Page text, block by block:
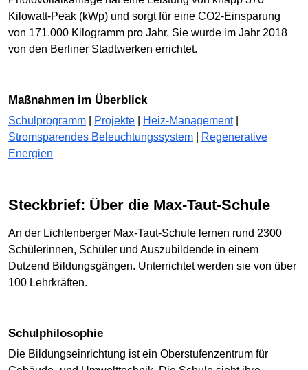
Kilowatt-Peak (kWp) und sorgt für eine CO2-Einsparung
von 171.000 Kilogramm pro Jahr. Sie wurde im Jahr 2018
von den Berliner Stadtwerken errichtet.
Maßnahmen im Überblick
Schulprogramm Projekte Heiz-Management|
Stromsparendes Beleuchtungssystem
Regenerative
Energien
Steckbrief: Über die Max-Taut-Schule
An der Lichtenberger Max-Taut-Schule lernen rund 2300
Schülerinnen, Schüler und Auszubildende in einem
Dutzend Bildungsgängen. Unterrichtet werden sie von über
100 Lehrkräften.
Schulphilosophie
Die Bildungseinrichtung ist ein Oberstufenzentrum für